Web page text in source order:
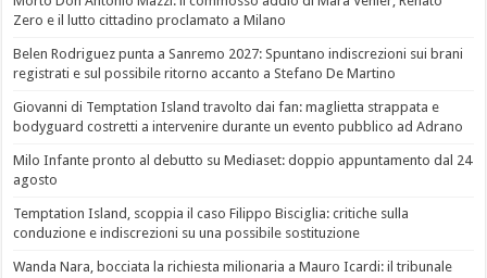
Zero e il lutto cittadino proclamato a Milano
Belen Rodriguez punta a Sanremo 2027: Spuntano indiscrezioni sui brani
registrati e sul possibile ritorno accanto a Stefano De Martino
Giovanni di Temptation Island travolto dai fan: maglietta strappata e
bodyguard costretti a intervenire durante un evento pubblico ad Adrano
Milo Infante pronto al debutto su Mediaset: doppio appuntamento dal 24
agosto
Temptation Island, scoppia il caso Filippo Bisciglia: critiche sulla
conduzione e indiscrezioni su una possibile sostituzione
Wanda Nara, bocciata la richiesta milionaria a Mauro Icardi: il tribunale